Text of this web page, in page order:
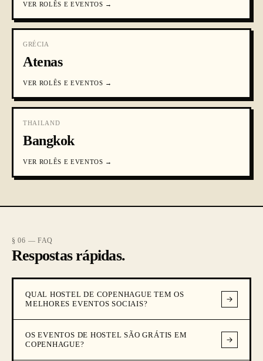
VER ROLÊS E EVENTOS →
GRÉCIA
Atenas
VER ROLÊS E EVENTOS →
THAILAND
Bangkok
VER ROLÊS E EVENTOS →
§ 06 — FAQ
Respostas rápidas.
QUAL HOSTEL DE COPENHAGUE TEM OS
MELHORES EVENTOS SOCIAIS?
OS EVENTOS DE HOSTEL SÃO GRÁTIS EM
COPENHAGUE?